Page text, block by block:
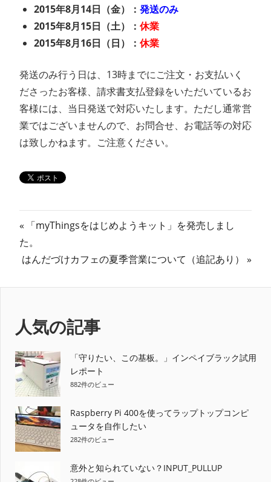
ガ
ジ
ン
2015年8月14日（金）： 発送のみ
2015年8月15日（土）： 休業
2015年8月16日（日）： 休業
発送のみ行う日は、13時までにご注文・お支払いく
ださったお客様、請求書支払登録をいただいているお
客様には、当日発送で対応いたします。ただし通常営
業ではございませんので、お問合せ、お電話等の対応
は致しかねます。ご注意ください。
投
稿
ゲ
ー
シ
ョ
ン
前
の
記
「myThingsをはじめようキット」を発売しまし
た。
次
はんだづけカフェの夏季営業について（追記あり）
人気の記事
「守りたい、この基板。」インペイブラック試用
レポート
882件のビュー
Raspberry Pi 400を使ってラップトップコンピ
ュータを自作したい
282件のビュー
意外と知られていない？INPUT_PULLUP